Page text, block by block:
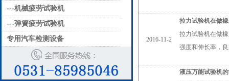
---机械疲劳试验机
---弹簧疲劳试验机
专用汽车检测设备
2016-11-2
拉力试验机在做
拉力试验机在做
强度和伸长率，
液压万能试验机